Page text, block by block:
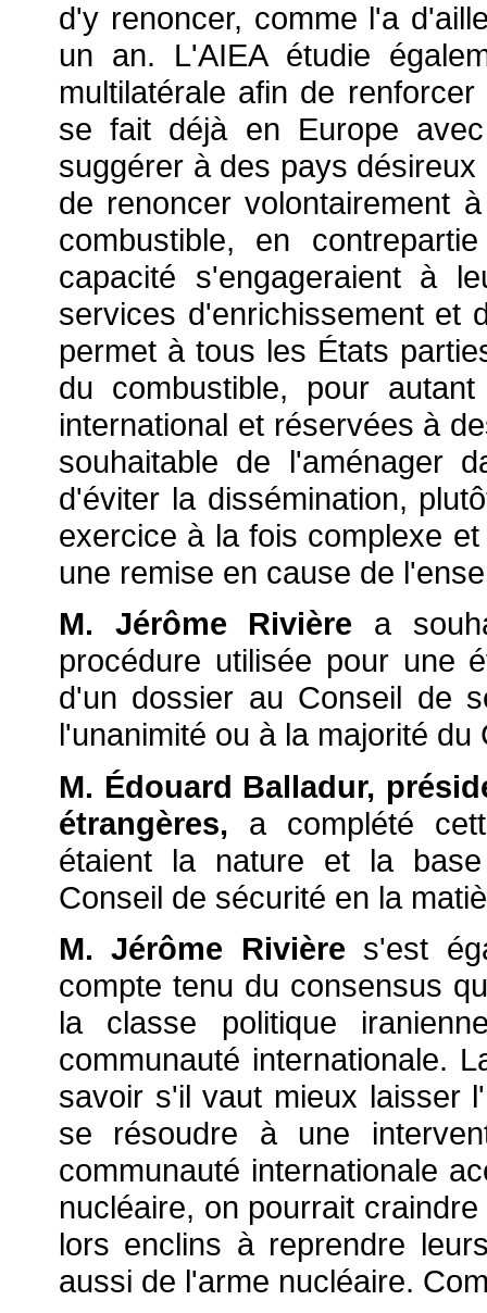
d'y renoncer, comme l'a
un an. L'AIEA étudie
multilatérale afin de
se fait déjà en Europe
suggérer à des pays
de renoncer volontairement
combustible, en
capacité s'engageraient à
services d'enrichissement et
permet à tous les États
du combustible, pour
international et réservées à
souhaitable de l'aménager
d'éviter la dissémination,
exercice à la fois complexe
une remise en cause de
M. Jérôme Rivière a
procédure utilisée pour une
d'un dossier au Conseil de
l'unanimité ou à la majorité
M. Édouard Balladur,
étrangères, a complété
étaient la nature et la
Conseil de sécurité en la
M. Jérôme Rivière s'est
compte tenu du consensus
la classe politique
communauté internationale.
savoir s'il vaut mieux laisser
se résoudre à une
communauté internationale
nucléaire, on pourrait
lors enclins à reprendre
aussi de l'arme nucléaire.